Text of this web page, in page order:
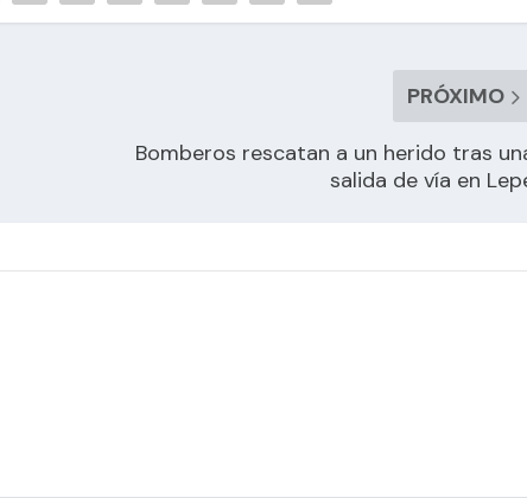
PRÓXIMO
Bomberos rescatan a un herido tras
salida de vía en